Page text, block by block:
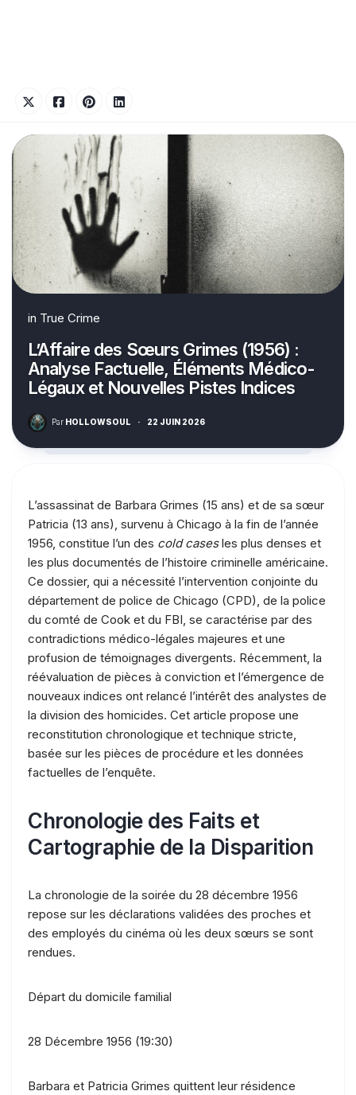
in True Crime
L’Affaire des Sœurs Grimes (1956) :
Analyse Factuelle, Éléments Médico-
Légaux et Nouvelles Pistes Indices
Par HOLLOWSOUL · 22 JUIN 2026
L’assassinat de Barbara Grimes (15 ans) et de sa sœur
Patricia (13 ans), survenu à Chicago à la fin de l’année
1956, constitue l’un des cold casesles plus denses et
les plus documentés de l’histoire criminelle américaine.
Ce dossier, qui a nécessité l’intervention conjointe du
département de police de Chicago (CPD), de la police
du comté de Cook et du FBI, se caractérise par des
contradictions médico-légales majeures et une
profusion de témoignages divergents. Récemment, la
réévaluation de pièces à conviction et l’émergence de
nouveaux indices ont relancé l’intérêt des analystes de
la division des homicides. Cet article propose une
reconstitution chronologique et technique stricte,
basée sur les pièces de procédure et les données
factuelles de l’enquête.
Chronologie des Faits et
Cartographie de la Disparition
La chronologie de la soirée du 28 décembre 1956
repose sur les déclarations validées des proches et
des employés du cinéma où les deux sœurs se sont
rendues.
Départ du domicile familial
28 Décembre 1956 (19:30)
Barbara et Patricia Grimes quittent leur résidence